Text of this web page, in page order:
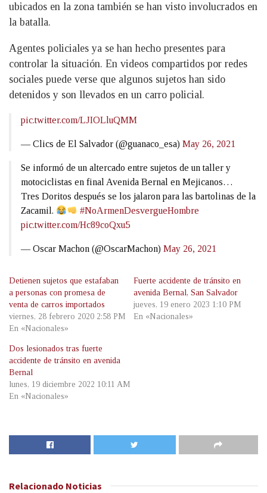
ubicados en la zona también se han visto involucrados en
la batalla.
Agentes policiales ya se han hecho presentes para
controlar la situación. En videos compartidos por redes
sociales puede verse que algunos sujetos han sido
detenidos y son llevados en un carro policial.
pic.twitter.com/LJIOLluQMM
— Clics de El Salvador (@guanaco_esa) May 26, 2021
Se informó de un altercado entre sujetos de un taller y
motociclistas en final Avenida Bernal en Mejicanos…
Tres Doritos después se los jalaron para las bartolinas de la
Zacamil.
#NoArmenDesvergueHombre
pic.twitter.com/Hc89coQxu5
— Oscar Machon (@OscarMachon) May 26, 2021
Detienen sujetos que estafaban
a personas con promesa de
venta de carros importados
viernes, 28 febrero 2020 2:58 PM
En «Nacionales»
Fuerte accidente de tránsito en
avenida Bernal, San Salvador
jueves, 19 enero 2023 1:10 PM
En «Nacionales»
Dos lesionados tras fuerte
accidente de tránsito en avenida
Bernal
lunes, 19 diciembre 2022 10:11 AM
En «Nacionales»
Relacionado Noticias